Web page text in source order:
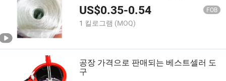
US$0.35-0.54 FOB
1 킬로그램 (MOQ)
공장 가격으로 판매되는 베스트셀러 도
구